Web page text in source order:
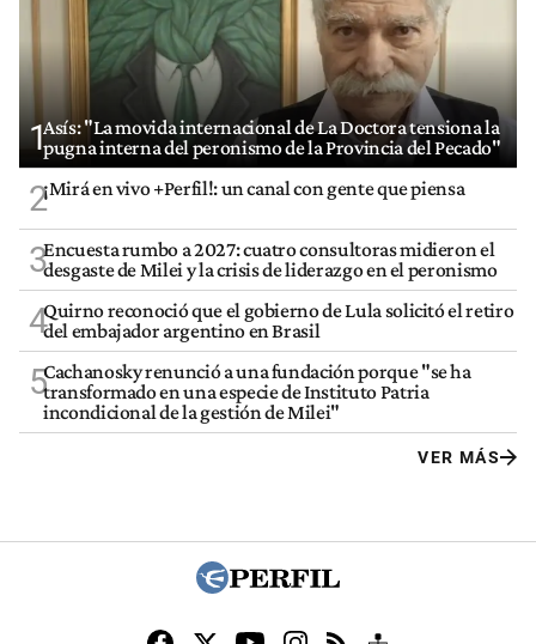
1Asís: "La movida internacional de La Doctora tensiona la
pugna interna del peronismo de la Provincia del Pecado"
2¡Mirá en vivo +Perfil!: un canal con gente que piensa
3Encuesta rumbo a 2027: cuatro consultoras midieron el
desgaste de Milei y la crisis de liderazgo en el peronismo
4Quirno reconoció que el gobierno de Lula solicitó el retiro
del embajador argentino en Brasil
5Cachanosky renunció a una fundación porque "se ha
transformado en una especie de Instituto Patria
incondicional de la gestión de Milei"
VER MÁS